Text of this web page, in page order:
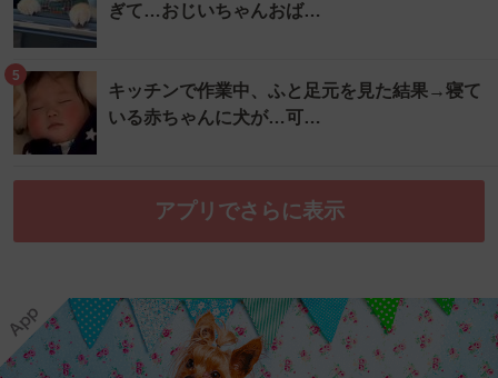
ぎて…おじいちゃんおば…
5
キッチンで作業中、ふと足元を見た結果→寝て
いる赤ちゃんに犬が…可…
アプリでさらに表示